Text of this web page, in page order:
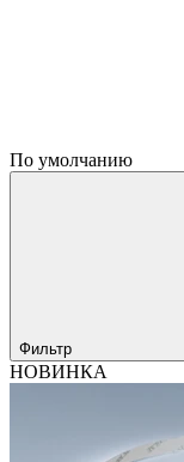
По умолчанию
Фильтр
НОВИНКА